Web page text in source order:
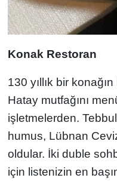
Konak Restoran
130 yıllık bir
Hatay mutfağını
işletmelerden.
humus, Lübnan
oldular. İki duble
için listenizin en